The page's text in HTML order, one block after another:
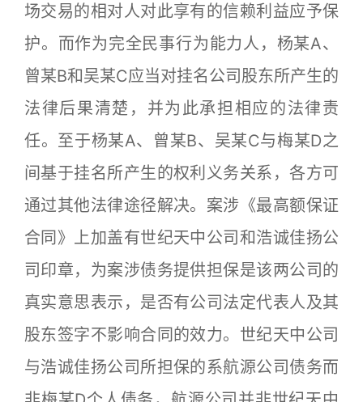
场交易的相对人对此享有的信赖利益应予保
护。而作为完全民事行为能力人，杨某A、
曾某B和吴某C应当对挂名公司股东所产生的
法律后果清楚，并为此承担相应的法律责
任。至于杨某A、曾某B、吴某C与梅某D之
间基于挂名所产生的权利义务关系，各方可
通过其他法律途径解决。案涉《最高额保证
合同》上加盖有世纪天中公司和浩诚佳扬公
司印章，为案涉债务提供担保是该两公司的
真实意思表示，是否有公司法定代表人及其
股东签字不影响合同的效力。世纪天中公司
与浩诚佳扬公司所担保的系航源公司债务而